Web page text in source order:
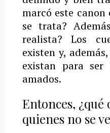
marcó este
se trata?
realista? Los
existen y,
existan para ser
amados.
Entonces, ¿qué
quienes no se